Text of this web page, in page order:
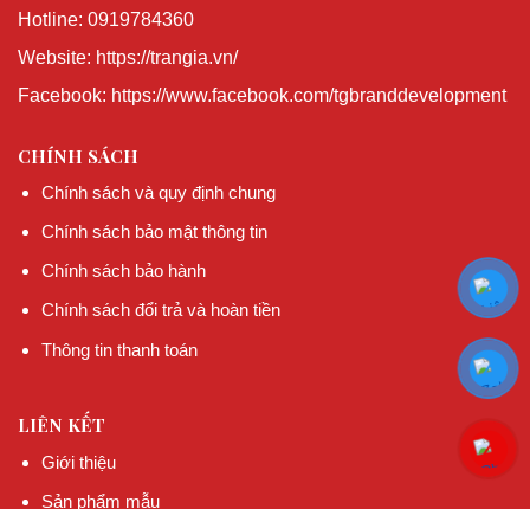
Hotline: 0919784360
Website: https://trangia.vn/
Facebook: https://www.facebook.com/tgbranddevelopment
CHÍNH SÁCH
Chính sách và quy định chung
Chính sách bảo mật thông tin
Chính sách bảo hành
Chính sách đổi trả và hoàn tiền
Thông tin thanh toán
LIÊN KẾT
Giới thiệu
Sản phẩm mẫu